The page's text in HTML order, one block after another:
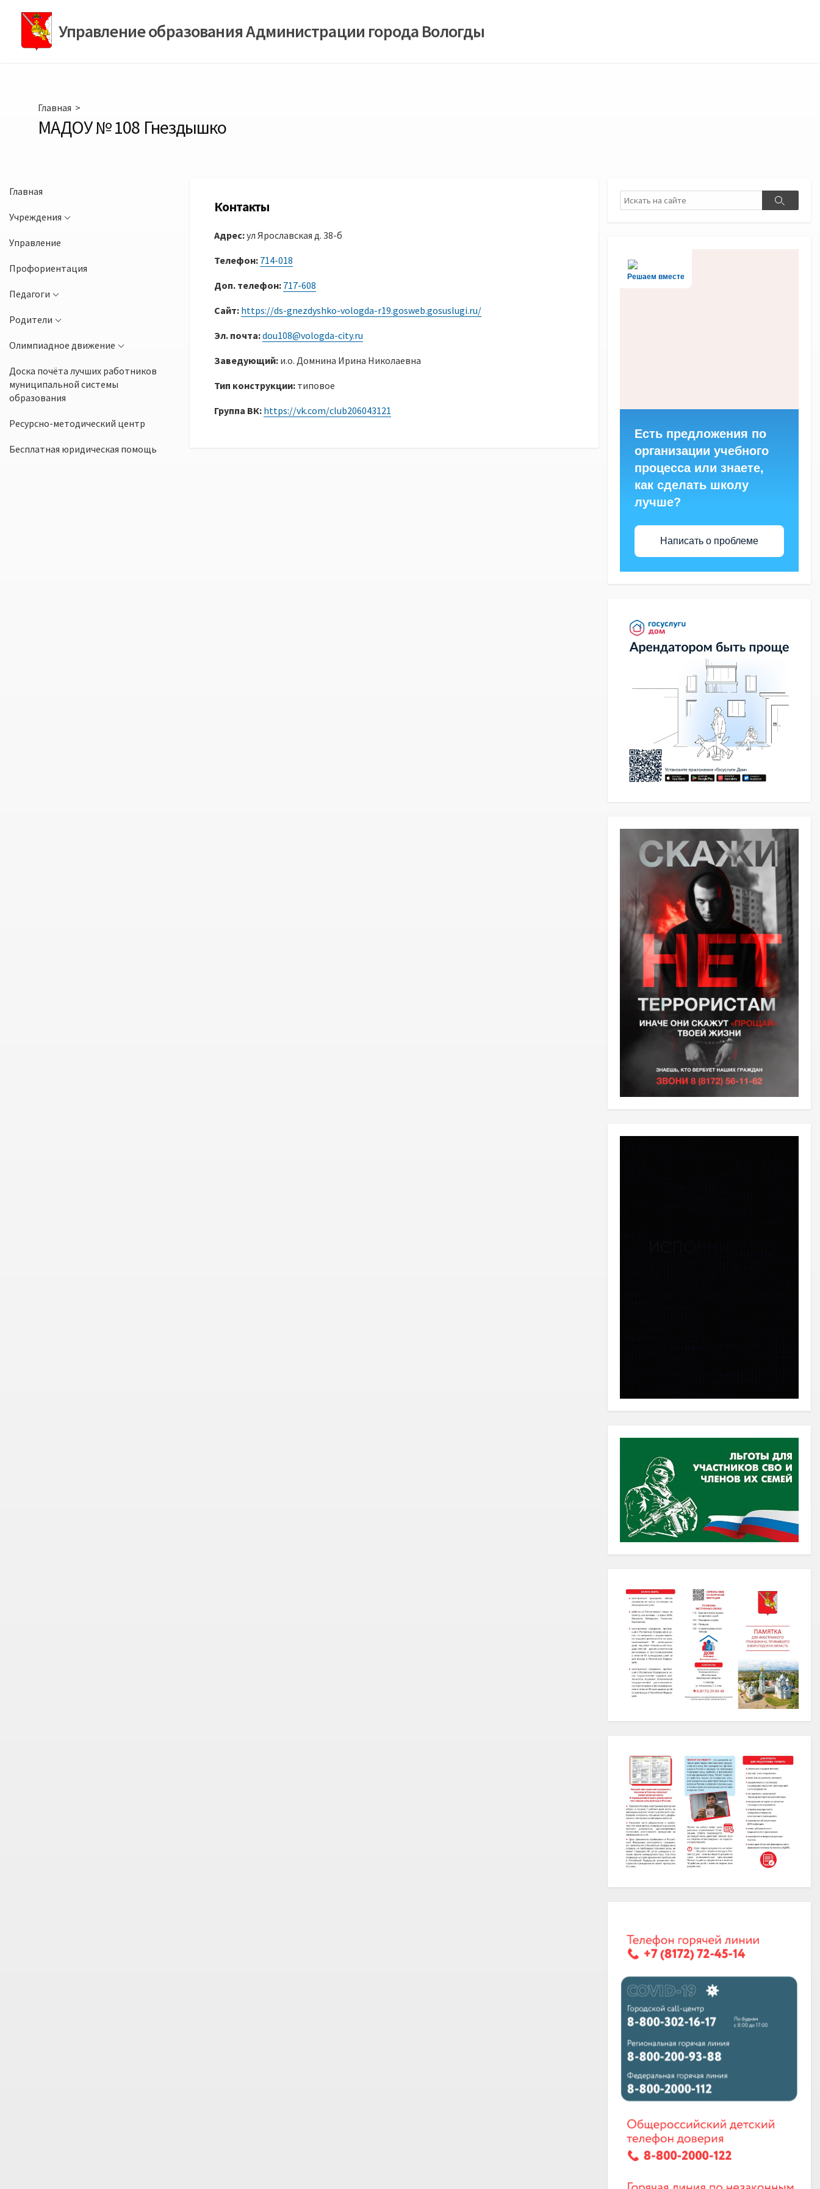
содержимомуУправление образования Администрации города Вологды
Главная >
МАДОУ № 108 Гнездышко
Главная
Учреждения
Управление
Профориентация
Педагоги
Родители
Олимпиадное движение
Доска почёта лучших работников
муниципальной системы
образования
Ресурсно-методический центр
Бесплатная юридическая помощь
Контакты
Адрес:ул Ярославская д. 38-б
Телефон: 714-018
Доп. телефон: 717-608
Сайт: https://ds-gnezdyshko-vologda-r19.gosweb.gosuslugi.ru/
Эл. почта:dou108@vologda-city.ru
Заведующий: и.о. Домнина Ирина Николаевна
Тип конструкции: типовое
Группа ВК: https://vk.com/club206043121
Поиск
Поиск
Решаем вместе
Есть предложения по
организации учебного
процесса или знаете,
как сделать школу
лучше?
Написать о проблеме